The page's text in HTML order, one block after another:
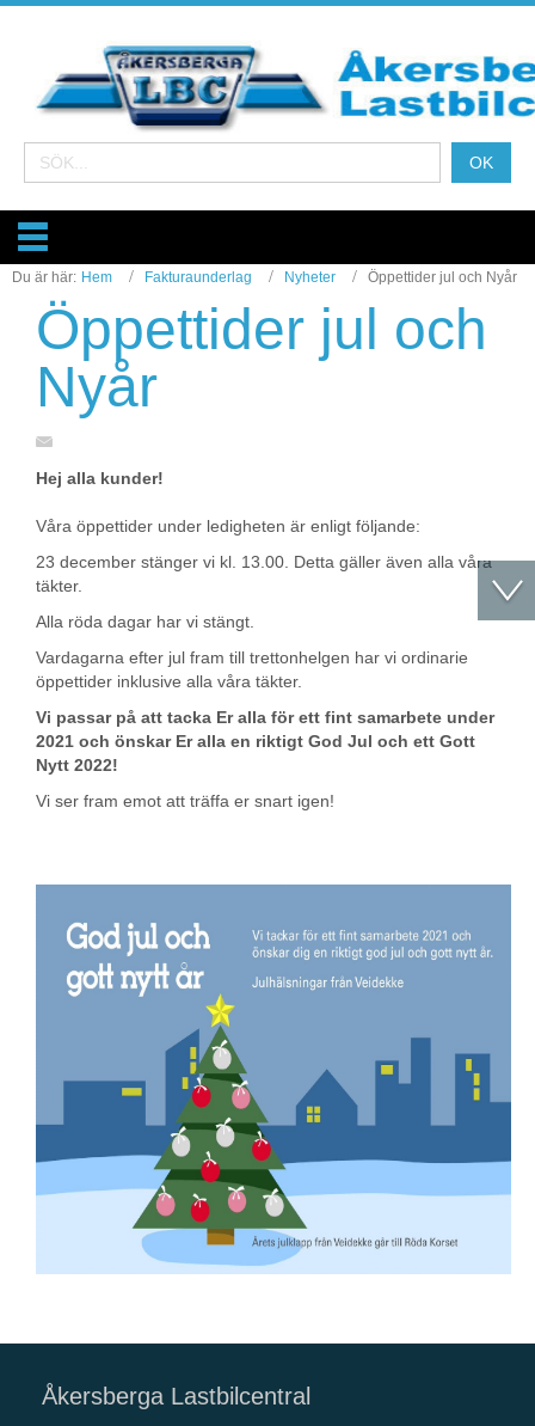
Du är här: Hem Fakturaunderlag Nyheter Öppettider jul och Nyår
Öppettider jul och
Nyår
Hej alla kunder!
Våra öppettider under ledigheten är enligt följande:
23 december stänger vi kl. 13.00. Detta gäller även alla våra
täkter.
Alla röda dagar har vi stängt.
Vardagarna efter jul fram till trettonhelgen har vi ordinarie
öppettider inklusive alla våra täkter.
Vi passar på att tacka Er alla för ett fint samarbete under
2021 och önskar Er alla en riktigt God Jul och ett Gott
Nytt 2022!
Vi ser fram emot att träffa er snart igen!
Åkersberga Lastbilcentral